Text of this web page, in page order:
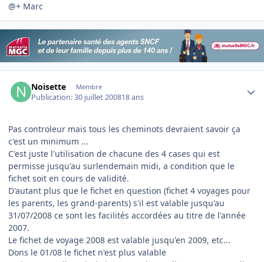
@+ Marc
Noisette Membre
Publication:30 juillet 200818 ans
Pas controleur mais tous les cheminots devraient savoir ça
c'est un minimum ...
C'est juste l'utilisation de chacune des 4 cases qui est
permisse jusqu'au surlendemain midi, a condition que le
fichet soit en cours de validité.
D'autant plus que le fichet en question (fichet 4 voyages pour
les parents, les grand-parents) s'il est valable jusqu'au
31/07/2008 ce sont les facilités accordées au titre de l'année
2007.
Le fichet de voyage 2008 est valable jusqu'en 2009, etc...
Dons le 01/08 le fichet n'est plus valable